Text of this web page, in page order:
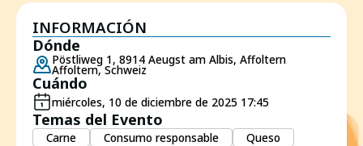
INFORMACIÓN
Dónde
Pöstliweg 1, 8914 Aeugst am Albis, Affoltern
Affoltern, Schweiz
Cuándo
miércoles, 10 de diciembre de 2025 17:45
Temas del Evento
Carne Consumo responsable
Queso